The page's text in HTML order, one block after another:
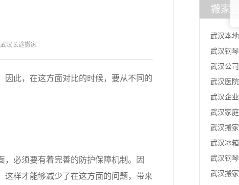
汉长途搬家
此，在这方面对比的时候，要从不同的
必须要有着完善的防护保障机制。因
样才能够减少了在这方面的问题，带来
搬家
武汉本
式？记
武汉钢
对团队...
武汉公
准这三...
武汉医
对“搬...
武汉企
误区，...
武汉家
谱？三...
武汉搬
费？...
武汉冰
少？...
武汉钢
武汉搬